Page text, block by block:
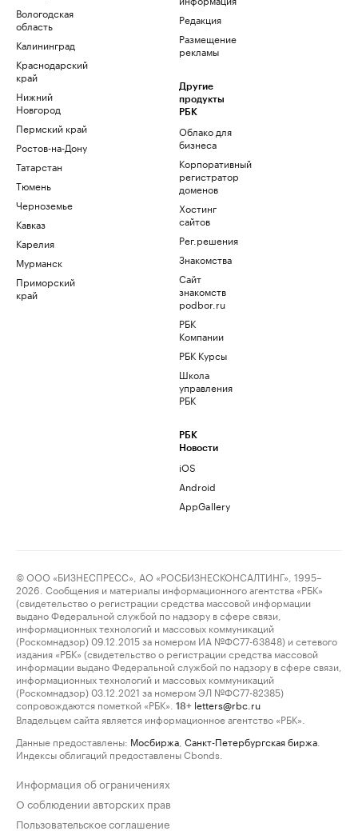
Вологодская
область
Калининград
Краснодарский
край
Нижний
Новгород
Пермский край
Ростов-на-Дону
Татарстан
Тюмень
Черноземье
Кавказ
Карелия
Мурманск
Приморский
край
Редакция
Размещение
рекламы
Другие
продукты
РБК
Облако для
бизнеса
Корпоративный
регистратор
доменов
Хостинг
сайтов
Рег.решения
Знакомства
Сайт
знакомств
podbor.ru
РБК
Компании
РБК Курсы
Школа
управления
РБК
РБК
Новости
iOS
Android
AppGallery
© ООО «БИЗНЕСПРЕСС», АО «РОСБИЗНЕСКОНСАЛТИНГ», 1995–
2026. Сообщения и материалы информационного агентства «РБК»
(свидетельство о регистрации средства массовой информации
выдано Федеральной службой по надзору в сфере связи,
информационных технологий и массовых коммуникаций
(Роскомнадзор) 09.12.2015 за номером ИА №ФС77-63848) и сетевого
издания «РБК» (свидетельство о регистрации средства массовой
информации выдано Федеральной службой по надзору в сфере связи,
информационных технологий и массовых коммуникаций
(Роскомнадзор) 03.12.2021 за номером ЭЛ №ФС77-82385)
сопровождаются пометкой «РБК».
18+ letters@rbc.ru
Владельцем сайта является информационное агентство «РБК».
Данные предоставлены: Мосбиржа Санкт-Петербургская биржа
Индексы облигаций предоставлены Cbonds.
Информация об ограничениях
О соблюдении авторских прав
Пользовательское соглашение